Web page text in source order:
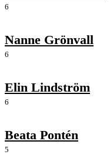
6
Nanne Grönvall
6
Elin Lindström
6
Beata Pontén
5